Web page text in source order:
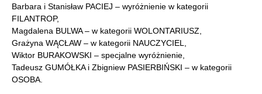
Barbara i Stanisław PACIEJ – wyróżnienie w kategorii
FILANTROP,
Magdalena BULWA – w kategorii WOLONTARIUSZ,
Grażyna WĄCŁAW – w kategorii NAUCZYCIEL,
Wiktor BURAKOWSKI – specjalne wyróżnienie,
Tadeusz GUMÓŁKA i Zbigniew PASIERBIŃSKI – w kategorii
OSOBA.